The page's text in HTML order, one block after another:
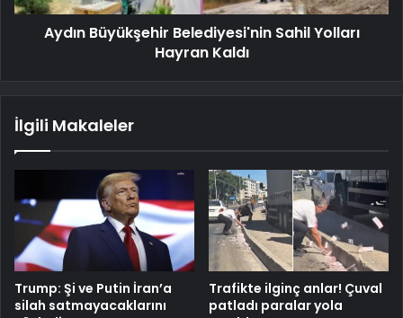
Aydın Büyükşehir Belediyesi'nin Sahil Yolları
Hayran Kaldı
İlgili Makaleler
Trump: Şi ve Putin İran’a
silah satmayacaklarını
Trafikte ilginç anlar! Çuval
patladı paralar yola